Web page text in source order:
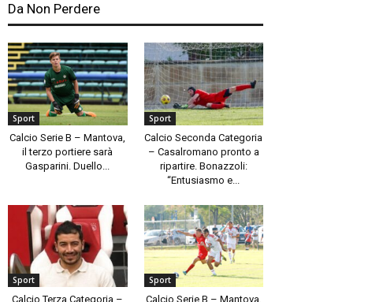
Da Non Perdere
Sport
Calcio Serie B – Mantova,
il terzo portiere sarà
Gasparini. Duello...
Sport
Calcio Seconda Categoria
– Casalromano pronto a
ripartire. Bonazzoli:
“Entusiasmo e...
Sport
Calcio Terza Categoria –
Sport
Calcio Serie B – Mantova,